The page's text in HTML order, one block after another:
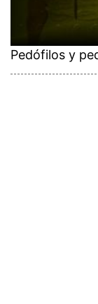
Pedófilos y